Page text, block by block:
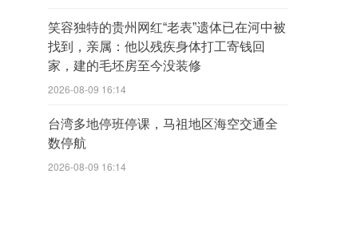
笑容独特的贵州网红“老表”遗体已在河中被
找到，亲属：他以残疾身体打工寄钱回
家，建的毛坯房至今没装修
2026-08-09 16:14
台湾多地停班停课，马祖地区海空交通全
数停航
2026-08-09 16:14